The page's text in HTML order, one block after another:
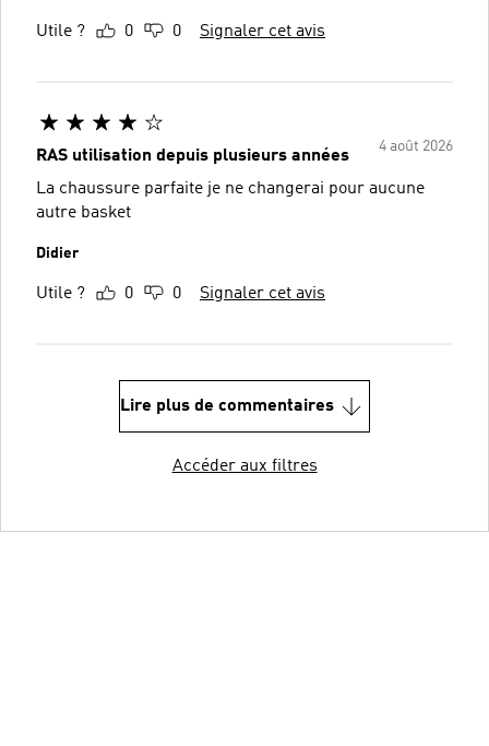
Utile ? 0 0 Signaler cet avis
4 août 2026
RAS utilisation depuis plusieurs années
La chaussure parfaite je ne changerai pour aucune
autre basket
Didier
Utile ? 0 0 Signaler cet avis
Lire plus de commentaires
Accéder aux filtres